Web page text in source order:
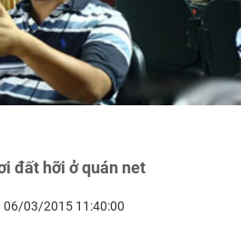
đất hỡi ở quán net
06/03/2015 11:40:00